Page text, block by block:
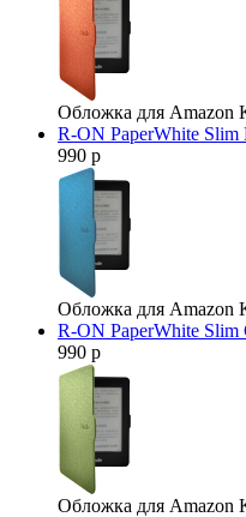
Обложка для Amazon
R-ON PaperWhite Slim
990 р
Обложка для Amazon
R-ON PaperWhite Slim
990 р
Обложка для Amazon